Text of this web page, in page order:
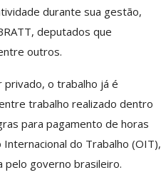
durante sua gestão,
deputados que
outros.
privado, o trabalho já é
trabalho realizado dentro
para pagamento de horas
do Trabalho (OIT),
pelo governo brasileiro.
Comunicacao 5 ago, 2026
IMPRENSA